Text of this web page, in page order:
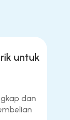
untuk
dan